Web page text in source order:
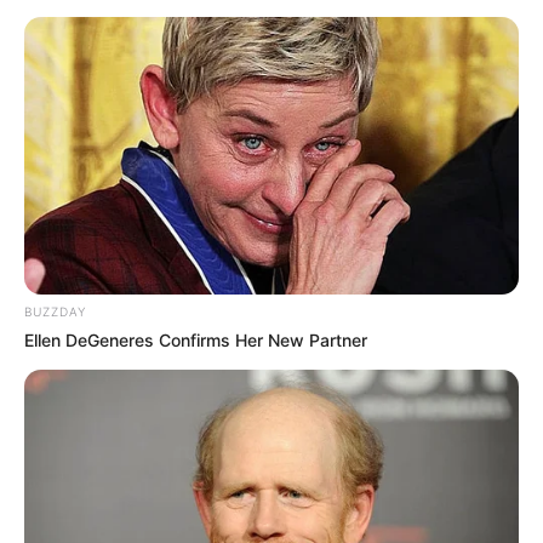
ALERTA BOGOTÁ EN GOOGLE NEWS
TEMAS RELACIONADOS
SECRETARÍA DE CULTURA
MANTÉNGASE EN ALERTA
Tenemos todas las noticias que le
interesan. Para estar bien informado, por
favor, active las notificaciones de Alerta.
ACTIVAR AHORA
BUZZDAY
Ellen DeGeneres Confirms Her New Partner